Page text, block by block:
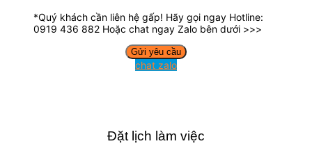
*Quý khách cần liên hệ gấp! Hãy gọi ngay Hotline:
0919 436 882 Hoặc chat ngay Zalo bên dưới >>>
chat zalo
Đặt lịch làm việc